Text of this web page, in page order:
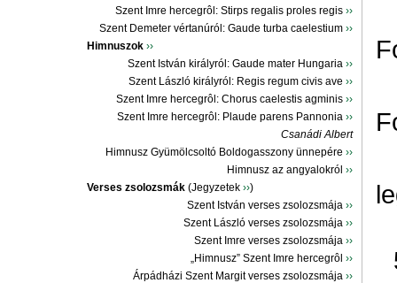
Szent Imre hercegrôl: Stirps regalis proles regis ››
Szent Demeter vértanúról: Gaude turba caelestium ››
Himnuszok ››
Szent István királyról: Gaude mater Hungaria ››
Szent László királyról: Regis regum civis ave ››
Szent Imre hercegrôl: Chorus caelestis agminis ››
Szent Imre hercegrôl: Plaude parens Pannonia ››
Csanádi Albert
Himnusz Gyümölcsoltó Boldogasszony ünnepére ››
Himnusz az angyalokról ››
Verses zsolozsmák (Jegyzetek ››)
Szent István verses zsolozsmája ››
Szent László verses zsolozsmája ››
Szent Imre verses zsolozsmája ››
„Himnusz” Szent Imre hercegrôl ››
Árpádházi Szent Margit verses zsolozsmája ››